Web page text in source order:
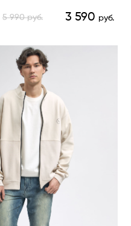
5 990руб. 3 590 руб.